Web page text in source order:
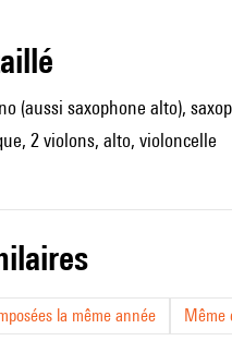
(aussi saxophone alto),
2 violons, alto, violoncelle
la même année Même